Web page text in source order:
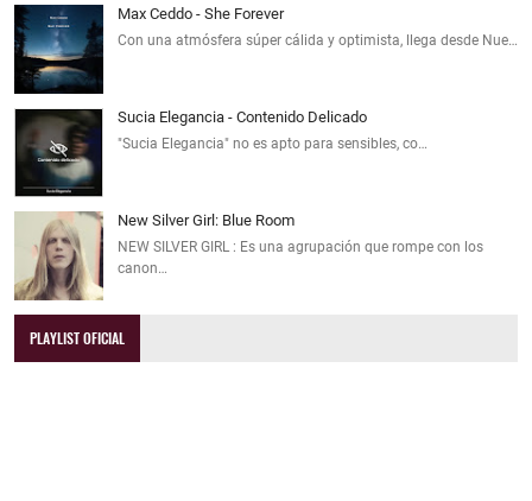
Max Ceddo - She Forever
Con una atmósfera súper cálida y optimista, llega desde Nue…
Sucia Elegancia - Contenido Delicado
"Sucia Elegancia" no es apto para sensibles, co…
New Silver Girl: Blue Room
NEW SILVER GIRL : Es una agrupación que rompe con los
canon…
PLAYLIST OFICIAL